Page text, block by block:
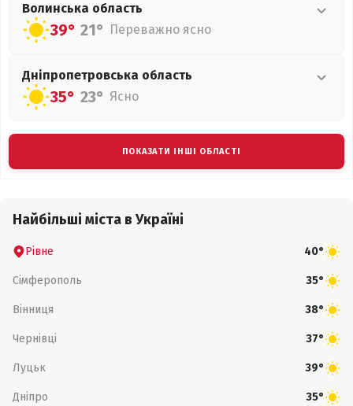
Волинська область
39° 21° Переважно ясно
Дніпропетровська область
35° 23° Ясно
ПОКАЗАТИ ІНШІ ОБЛАСТІ
Найбільші міста в Україні
Рівне 40°
Сімферополь 35°
Вінниця 38°
Чернівці 37°
Луцьк 39°
Дніпро 35°